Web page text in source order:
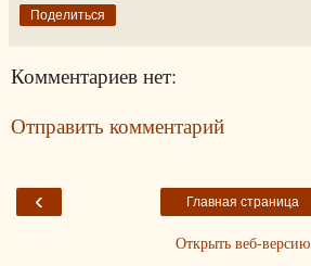
Поделиться
Комментариев нет:
Отправить комментарий
‹ Главная страница
Открыть веб-версию